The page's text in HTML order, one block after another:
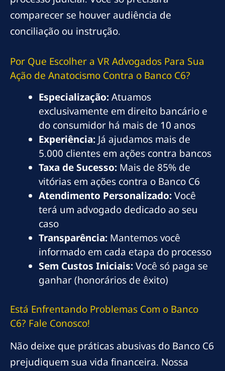
comparecer se houver audiência de
conciliação ou instrução.
Por Que Escolher a VR Advogados Para Sua
Ação de Anatocismo Contra o Banco C6?
Especialização:Atuamos
exclusivamente em direito bancário e
do consumidor há mais de 10 anos
Experiência: Já ajudamos mais de
5.000 clientes em ações contra bancos
Taxa de Sucesso: Mais de 85% de
vitórias em ações contra o Banco C6
Atendimento Personalizado:Você
terá um advogado dedicado ao seu
caso
Transparência: Mantemos você
informado em cada etapa do processo
Sem Custos Iniciais:Você só paga se
ganhar (honorários de êxito)
Está Enfrentando Problemas Com o Banco
C6? Fale Conosco!
Não deixe que práticas abusivas do Banco C6
prejudiquem sua vida financeira. Nossa